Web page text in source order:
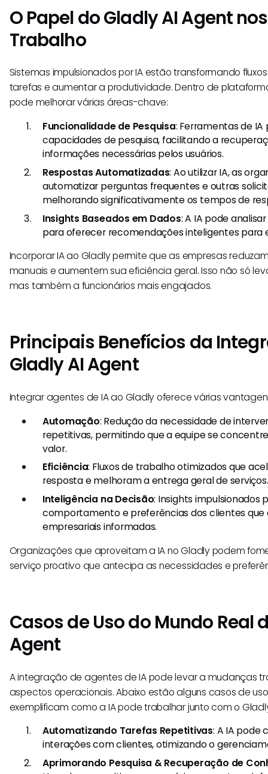
O Papel do Gladly AI Agent
Trabalho
Sistemas impulsionados por IA estão transformando
tarefas e aumentar a produtividade. Dentro de
pode melhorar várias áreas-chave:
Funcionalidade de Pesquisa: Ferramentas de
capacidades de pesquisa, facilitando a
informações necessárias pelos usuários.
Respostas Automatizadas: Ao utilizar IA, as
automatizar perguntas frequentes e outras
melhorando significativamente os tempos de
Insights Baseados em Dados: A IA pode
para oferecer recomendações inteligentes para
Incorporar IA ao Gladly permite que as empresas
manuais e aumentem sua eficiência geral. Isso não só
mas também a funcionários mais engajados.
Principais Benefícios da
Gladly AI Agent
Integrar agentes de IA ao Gladly oferece várias
Automação: Redução da necessidade de
repetitivas, permitindo que a equipe se
valor.
Eficiência: Fluxos de trabalho otimizados que
resposta e melhoram a entrega geral de serviços.
Inteligência na Decisão: Insights impulsionados
comportamento e preferências dos clientes
empresariais informadas.
Organizações que aproveitam a IA no Gladly podem
serviço proativo que antecipa as necessidades e
Casos de Uso do Mundo Real
Agent
A integração de agentes de IA pode levar a mudanças
aspectos operacionais. Abaixo estão alguns casos de
exemplificam como a IA pode trabalhar junto com o
Automatizando Tarefas Repetitivas: A IA pode
interações com clientes, otimizando o
Aprimorando Pesquisa & Recuperação de